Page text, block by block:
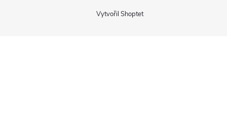
Vytvořil Shoptet